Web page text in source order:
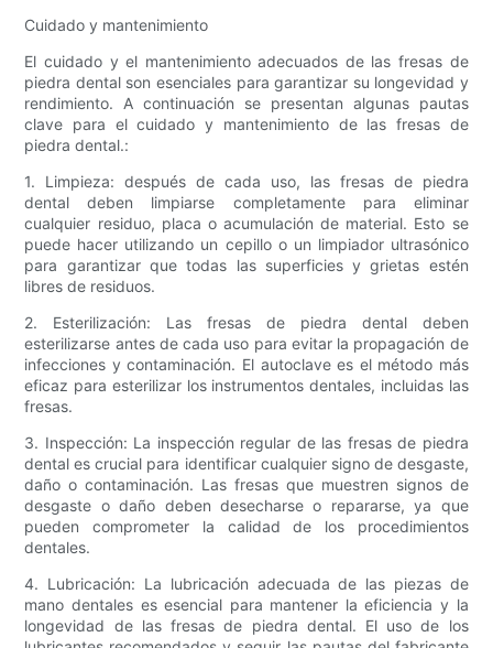
Cuidado y mantenimiento
El cuidado y el mantenimiento adecuados de las fresas de
piedra dental son esenciales para garantizar su longevidad y
rendimiento. A continuación se presentan algunas pautas
clave para el cuidado y mantenimiento de las fresas de
piedra dental.:
1. Limpieza: después de cada uso, las fresas de piedra
dental deben limpiarse completamente para eliminar
cualquier residuo, placa o acumulación de material. Esto se
puede hacer utilizando un cepillo o un limpiador ultrasónico
para garantizar que todas las superficies y grietas estén
libres de residuos.
2. Esterilización: Las fresas de piedra dental deben
esterilizarse antes de cada uso para evitar la propagación de
infecciones y contaminación. El autoclave es el método más
eficaz para esterilizar los instrumentos dentales, incluidas las
fresas.
3. Inspección: La inspección regular de las fresas de piedra
dental es crucial para identificar cualquier signo de desgaste,
daño o contaminación. Las fresas que muestren signos de
desgaste o daño deben desecharse o repararse, ya que
pueden comprometer la calidad de los procedimientos
dentales.
4. Lubricación: La lubricación adecuada de las piezas de
mano dentales es esencial para mantener la eficiencia y la
longevidad de las fresas de piedra dental. El uso de los